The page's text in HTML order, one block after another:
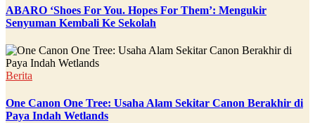
ABARO ‘Shoes For You. Hopes For Them’: Mengukir
Senyuman Kembali Ke Sekolah
Berita
One Canon One Tree: Usaha Alam Sekitar Canon Berakhir di
Paya Indah Wetlands